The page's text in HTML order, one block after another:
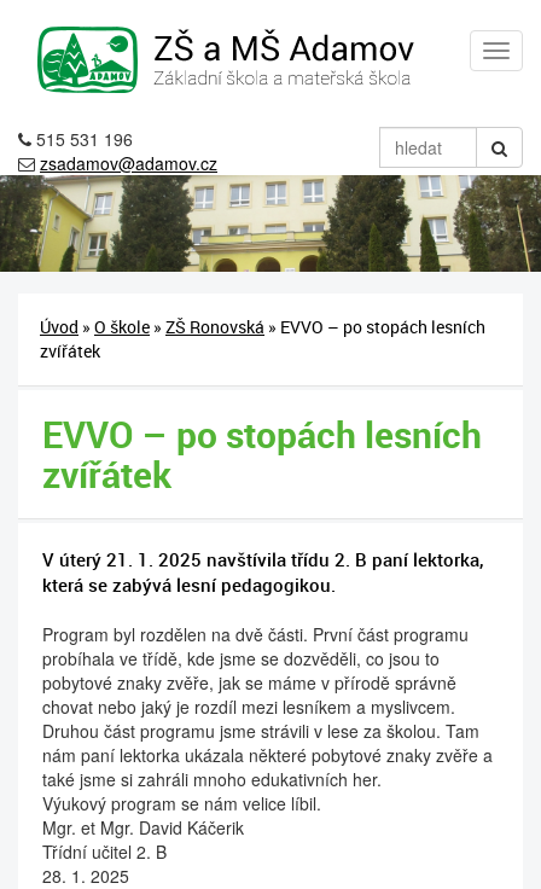
515 531 196
zsadamov@adamov.cz
Úvod » O škole » ZŠ Ronovská » EVVO – po stopách lesních
zvířátek
EVVO – po stopách lesních
zvířátek
V úterý 21. 1. 2025 navštívila třídu 2. B paní lektorka,
která se zabývá lesní pedagogikou.
Program byl rozdělen na dvě části. První část programu
probíhala ve třídě, kde jsme se dozvěděli, co jsou to
pobytové znaky zvěře, jak se máme v přírodě správně
chovat nebo jaký je rozdíl mezi lesníkem a myslivcem.
Druhou část programu jsme strávili v lese za školou. Tam
nám paní lektorka ukázala některé pobytové znaky zvěře a
také jsme si zahráli mnoho edukativních her.
Výukový program se nám velice líbil.
Mgr. et Mgr. David Káčerik
Třídní učitel 2. B
28. 1. 2025